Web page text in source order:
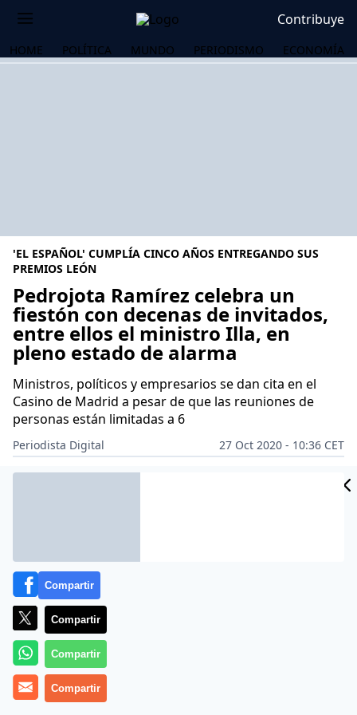
Contribuye
HOME POLÍTICA MUNDO PERIODISMO ECONOMÍA
'EL ESPAÑOL' CUMPLÍA CINCO AÑOS ENTREGANDO SUS
PREMIOS LEÓN
Pedrojota Ramírez celebra un
fiestón con decenas de invitados,
entre ellos el ministro Illa, en
pleno estado de alarma
Ministros, políticos y empresarios se dan cita en el
Casino de Madrid a pesar de que las reuniones de
personas están limitadas a 6
Periodista Digital
27 Oct 2020 - 10:36 CET
Archivado en: AUTONOMÍAS
Compartir
Compartir
Compartir
Compartir